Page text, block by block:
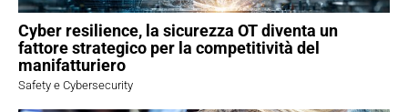
Cyber resilience, la sicurezza OT diventa un
fattore strategico per la competitività del
manifatturiero
Safety e Cybersecurity